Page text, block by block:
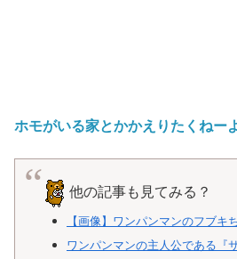
ホモがいる家とかかえりたくねー
他の記事も見てみる？
【画像】ワンパンマンのフブキ
ワンパンマンの主人公である『